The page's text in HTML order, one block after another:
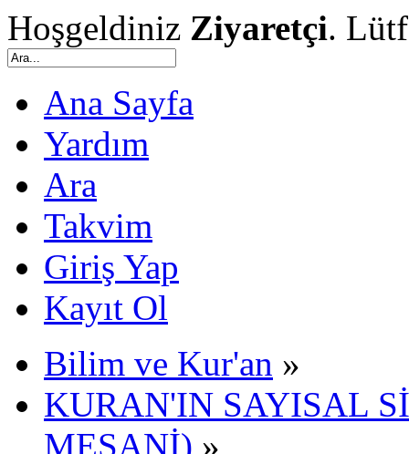
Hoşgeldiniz Ziyaretçi.
Ana Sayfa
Yardım
Ara
Takvim
Giriş Yap
Kayıt Ol
Bilim ve Kur'an »
KURAN'IN SAYISAL
MESANİ) »